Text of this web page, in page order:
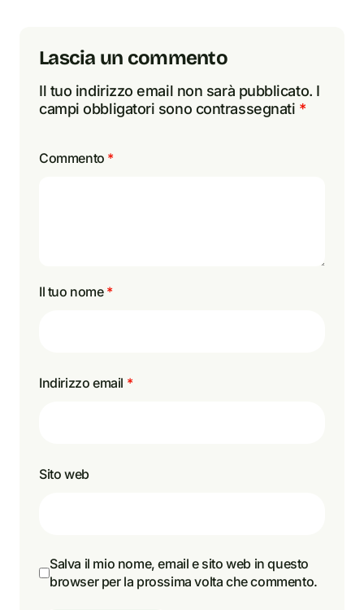
Lascia un commento
Il tuo indirizzo email non sarà pubblicato. I
campi obbligatori sono contrassegnati *
Commento *
Il tuo nome *
Indirizzo email *
Sito web
Salva il mio nome, email e sito web in questo
browser per la prossima volta che commento.